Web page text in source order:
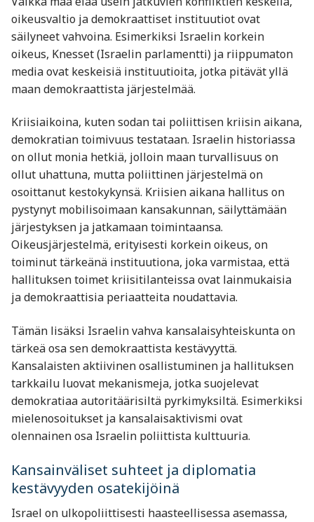
oikeusvaltio ja demokraattiset instituutiot ovat
säilyneet vahvoina. Esimerkiksi Israelin korkein
oikeus, Knesset (Israelin parlamentti) ja riippumaton
media ovat keskeisiä instituutioita, jotka pitävät yllä
maan demokraattista järjestelmää.
Kriisiaikoina, kuten sodan tai poliittisen kriisin aikana,
demokratian toimivuus testataan. Israelin historiassa
on ollut monia hetkiä, jolloin maan turvallisuus on
ollut uhattuna, mutta poliittinen järjestelmä on
osoittanut kestokykynsä. Kriisien aikana hallitus on
pystynyt mobilisoimaan kansakunnan, säilyttämään
järjestyksen ja jatkamaan toimintaansa.
Oikeusjärjestelmä, erityisesti korkein oikeus, on
toiminut tärkeänä instituutiona, joka varmistaa, että
hallituksen toimet kriisitilanteissa ovat lainmukaisia
ja demokraattisia periaatteita noudattavia.
Tämän lisäksi Israelin vahva kansalaisyhteiskunta on
tärkeä osa sen demokraattista kestävyyttä.
Kansalaisten aktiivinen osallistuminen ja hallituksen
tarkkailu luovat mekanismeja, jotka suojelevat
demokratiaa autoritäärisiltä pyrkimyksiltä. Esimerkiksi
mielenosoitukset ja kansalaisaktivismi ovat
olennainen osa Israelin poliittista kulttuuria.
Kansainväliset suhteet ja diplomatia
kestävyyden osatekijöinä
Israel on ulkopoliittisesti haasteellisessa asemassa,